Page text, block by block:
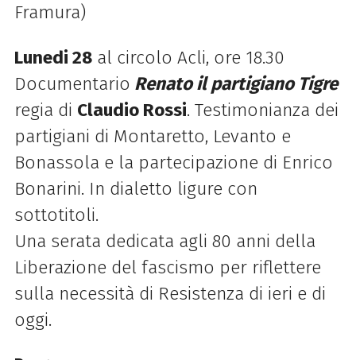
Framura)
Lunedi 28al circolo Acli, ore 18.30
Documentario Renato il partigiano Tigre
regia di Claudio Rossi. Testimonianza dei
partigiani di Montaretto, Levanto e
Bonassola e la partecipazione di Enrico
Bonarini. In dialetto ligure con
sottotitoli.
Una serata dedicata agli 80 anni della
Liberazione del fascismo per riflettere
sulla necessità di Resistenza di ieri e di
oggi.